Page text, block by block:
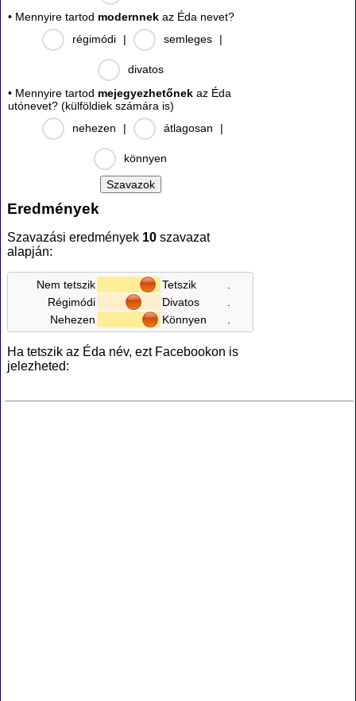
• Mennyire tartod modernnek az Éda nevet?
régimódi
| semleges |
divatos
• Mennyire tartod mejegyezhetőnek az Éda
utónevet? (külföldiek számára is)
nehezen
| átlagosan |
könnyen
Eredmények
Szavazási eredmények 10 szavazat
alapján:
Nem tetszik Tetszik
Régimódi
Divatos
Nehezen
Könnyen
Ha tetszik az Éda név, ezt Facebookon is
jelezheted: